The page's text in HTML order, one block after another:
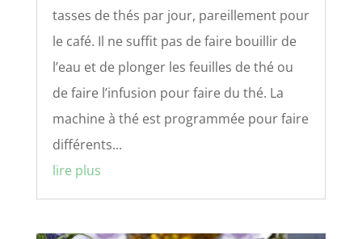
tasses de thés par jour, pareillement pour
le café. Il ne suffit pas de faire bouillir de
l’eau et de plonger les feuilles de thé ou
de faire l’infusion pour faire du thé. La
machine à thé est programmée pour faire
différents...
lire plus